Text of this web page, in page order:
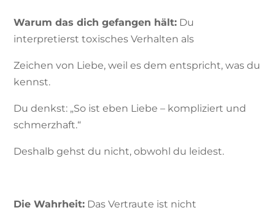
Warum das dich gefangen hält: Du
interpretierst toxisches Verhalten als
Zeichen von Liebe, weil es dem entspricht, was du
kennst.
Du denkst: „So ist eben Liebe – kompliziert und
schmerzhaft.“
Deshalb gehst du nicht, obwohl du leidest.
Die Wahrheit: Das Vertraute ist nicht